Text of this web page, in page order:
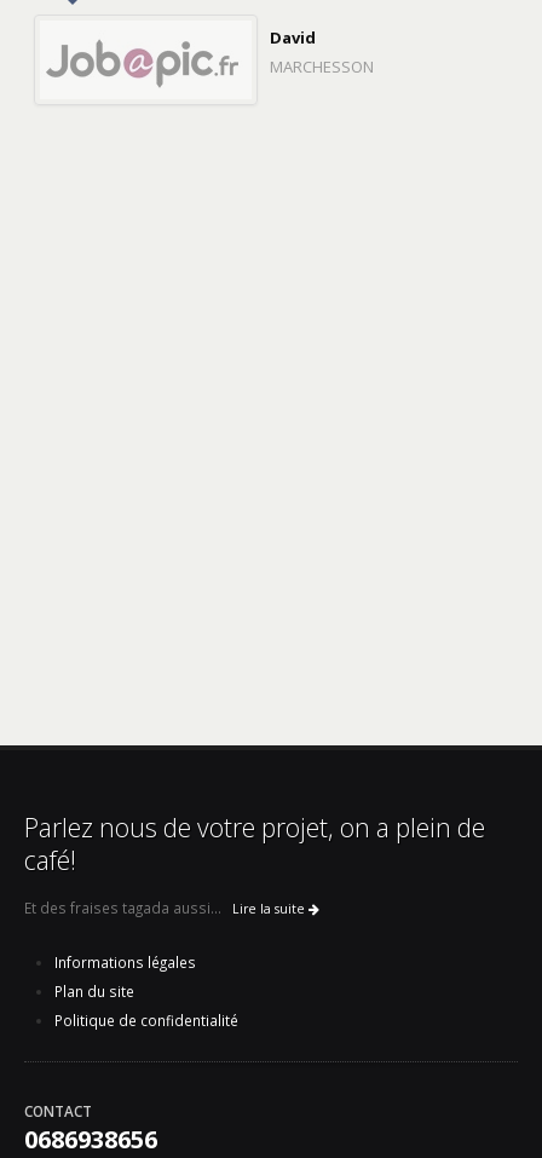
David
MARCHESSON
Parlez nous de votre projet, on a plein de
café!
Et des fraises tagada aussi... Lire la suite
Informations légales
Plan du site
Politique de confidentialité
CONTACT
0686938656